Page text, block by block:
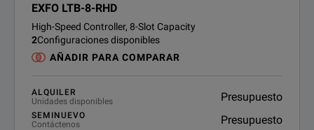
EXFO LTB-8-RHD
High-Speed Controller, 8-Slot Capacity
2Configuraciones disponibles
AÑADIR PARA COMPARAR
ALQUILER
Unidades disponibles
Presupuesto
SEMINUEVO
Contáctenos
Presupuesto